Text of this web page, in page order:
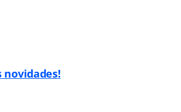
novidades!